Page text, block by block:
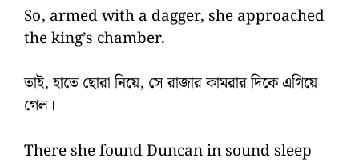
So, armed with a dagger, she approached
the king’s chamber.
তাই, হাতে ছোরা নিয়ে, সে রাজার কামরার দিকে এগিয়ে
গেল।
There she found Duncan in sound sleep